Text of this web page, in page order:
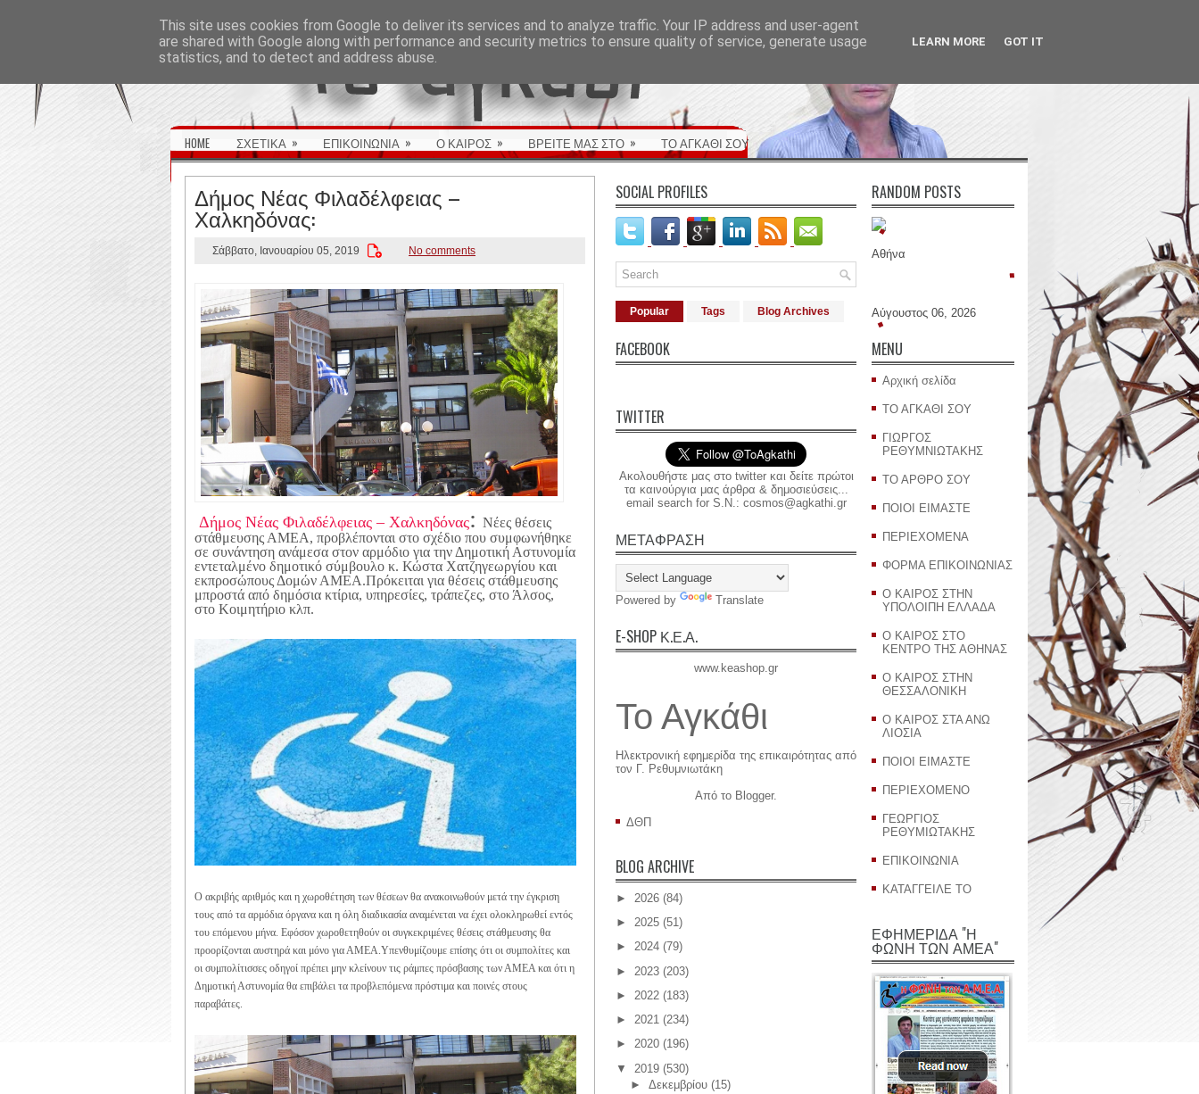
HOME ΣΧΕΤΙΚΑ » ΕΠΙΚΟΙΝΩΝΙΑ » Ο ΚΑΙΡΟΣ » ΒΡΕΙΤΕ ΜΑΣ ΣΤΟ » ΤΟ ΑΓΚΑΘΙ ΣΟΥ
Δήμος Νέας Φιλαδέλφειας –
Χαλκηδόνας:
Σάββατο, Ιανουαρίου 05, 2019 No comments
Δήμος Νέας Φιλαδέλφειας – Χαλκηδόνας: Νέες θέσεις
στάθμευσης ΑΜΕΑ, προβλέπονται στο σχέδιο που συμφωνήθηκε
σε συνάντηση ανάμεσα στον αρμόδιο για την Δημοτική Αστυνομία
εντεταλμένο δημοτικό σύμβουλο κ. Κώστα Χατζηγεωργίου και
εκπροσώπους Δομών ΑΜΕΑ.Πρόκειται για θέσεις στάθμευσης
μπροστά από δημόσια κτίρια, υπηρεσίες, τράπεζες, στο Άλσος,
στο Κοιμητήριο κλπ.
Ο ακριβής αριθμός και η χωροθέτηση των θέσεων θα ανακοινωθούν μετά την έγκριση
τους από τα αρμόδια όργανα και η όλη διαδικασία αναμένεται να έχει ολοκληρωθεί εντός
του επόμενου μήνα. Εφόσον χωροθετηθούν οι συγκεκριμένες θέσεις στάθμευσης θα
προορίζονται αυστηρά και μόνο για ΑΜΕΑ.Υπενθυμίζουμε επίσης ότι οι συμπολίτες και
οι συμπολίτισσες οδηγοί πρέπει μην κλείνουν τις ράμπες πρόσβασης των ΑΜΕΑ και ότι η
Δημοτική Αστυνομία θα επιβάλει τα προβλεπόμενα πρόστιμα και ποινές στους
παραβάτες.
SOCIAL PROFILES
Popular Tags Blog Archives
FACEBOOK
TWITTER
Ακολουθήστε μας στο twitter και δείτε πρώτοι
τα καινούργια μας άρθρα & δημοσιεύσεις...
email search for S.N.: cosmos@agkathi.gr
ΜΕΤΑΦΡΑΣΗ
Powered by Translate
E-SHOP Κ.Ε.Α.
www.keashop.gr
Το Αγκάθι
Ηλεκτρονική εφημερίδα της επικαιρότητας από
τον Γ. Ρεθυμνιωτάκη
Από το Blogger.
ΔΘΠ
BLOG ARCHIVE
► 2026 (84)
► 2025 (51)
► 2024 (79)
► 2023 (203)
► 2022 (183)
► 2021 (234)
► 2020 (196)
▼
2019 (530)
► Δεκεμβρίου (15)
RANDOM POSTS
Αθήνα
Αύγουστος 06, 2026
MENU
Αρχική σελίδα
ΤΟ ΑΓΚΑΘΙ ΣΟΥ
ΓΙΩΡΓΟΣ
ΡΕΘΥΜΝΙΩΤΑΚΗΣ
ΤΟ ΑΡΘΡΟ ΣΟΥ
ΠΟΙΟΙ ΕΙΜΑΣΤΕ
ΠΕΡΙΕΧΟΜΕΝΑ
ΦΟΡΜΑ ΕΠΙΚΟΙΝΩΝΙΑΣ
Ο ΚΑΙΡΟΣ ΣΤΗΝ
ΥΠΟΛΟΙΠΗ ΕΛΛΑΔΑ
Ο ΚΑΙΡΟΣ ΣΤΟ
ΚΕΝΤΡΟ ΤΗΣ ΑΘΗΝΑΣ
Ο ΚΑΙΡΟΣ ΣΤΗΝ
ΘΕΣΣΑΛΟΝΙΚΗ
Ο ΚΑΙΡΟΣ ΣΤΑ ΑΝΩ
ΛΙΟΣΙΑ
ΠΟΙΟΙ ΕΙΜΑΣΤΕ
ΠΕΡΙΕΧΟΜΕΝΟ
ΓΕΩΡΓΙΟΣ
ΡΕΘΥΜΙΩΤΑΚΗΣ
ΕΠΙΚΟΙΝΩΝΙΑ
ΚΑΤΑΓΓΕΙΛΕ ΤΟ
ΕΦΗΜΕΡΙΔΑ "Η
ΦΩΝΗ ΤΩΝ ΑΜΕΑ"
This site uses cookies from Google to deliver its services and to analyze traffic. Your IP address and user-agent
are shared with Google along with performance and security metrics to ensure quality of service, generate usage
statistics, and to detect and address abuse.
LEARN MORE GOT IT